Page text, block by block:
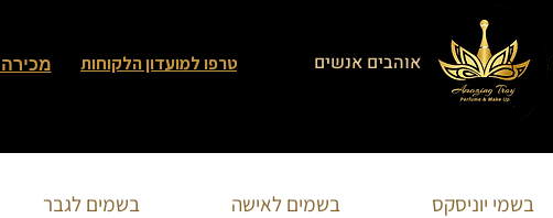
מכירה הצטרפו למועדון הלקוחות אוהבים אנשים
בשמי יוניסקס בשמים לאישה בשמים לגבר